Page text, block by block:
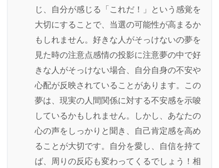
じ、自分が感じる「これだ！」という感覚を
大切にすることで、当選の可能性が高まるか
もしれません。好きな人がそっけないの夢を
見た時の注意点感情の投影に注意夢の中で好
きな人がそっけない場合、自分自身の不安や
心配が反映されていることがあります。この
夢は、現実の人間関係に対する不安感を示唆
しているかもしれません。しかし、あなたの
心の声をしっかりと聞き、自己肯定感を高め
ることが大切です。自分を愛し、自信を持て
ば、周りの反応も変わってくるでしょう！相